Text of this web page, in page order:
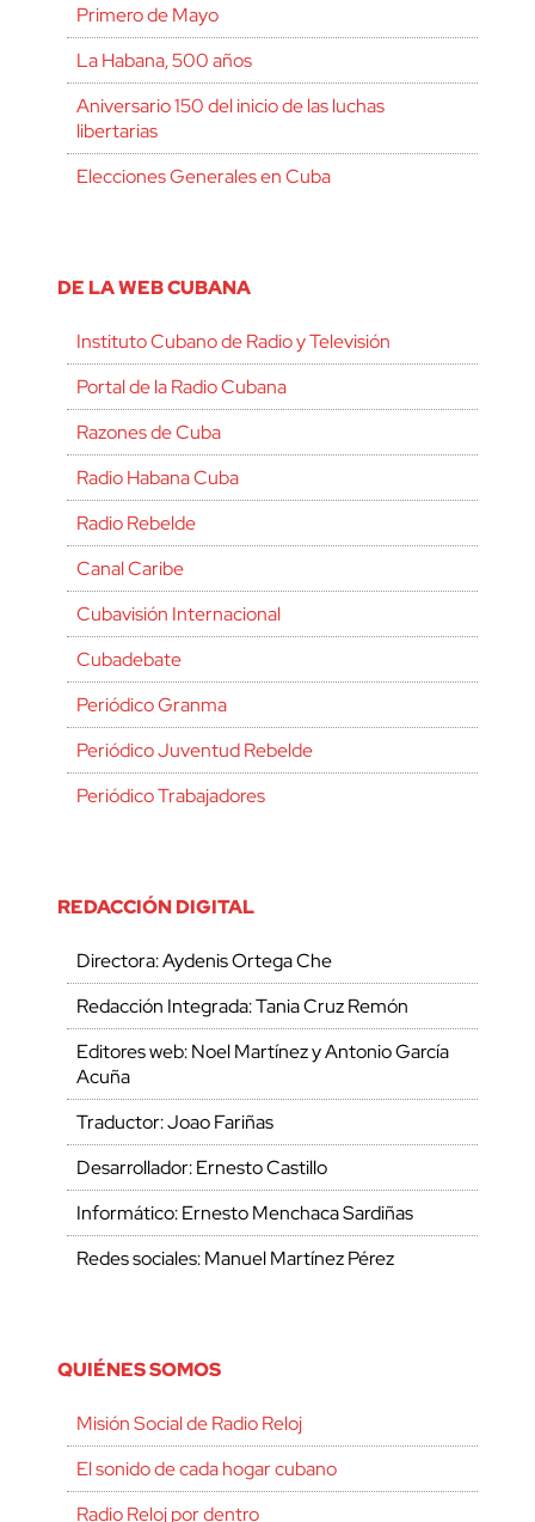
Primero de Mayo
La Habana, 500 años
Aniversario 150 del inicio de las luchas
libertarias
Elecciones Generales en Cuba
DE LA WEB CUBANA
Instituto Cubano de Radio y Televisión
Portal de la Radio Cubana
Razones de Cuba
Radio Habana Cuba
Radio Rebelde
Canal Caribe
Cubavisión Internacional
Cubadebate
Periódico Granma
Periódico Juventud Rebelde
Periódico Trabajadores
REDACCIÓN DIGITAL
Directora: Aydenis Ortega Che
Redacción Integrada: Tania Cruz Remón
Editores web: Noel Martínez y Antonio García
Acuña
Traductor: Joao Fariñas
Desarrollador: Ernesto Castillo
Informático: Ernesto Menchaca Sardiñas
Redes sociales: Manuel Martínez Pérez
QUIÉNES SOMOS
Misión Social de Radio Reloj
El sonido de cada hogar cubano
Radio Reloj por dentro